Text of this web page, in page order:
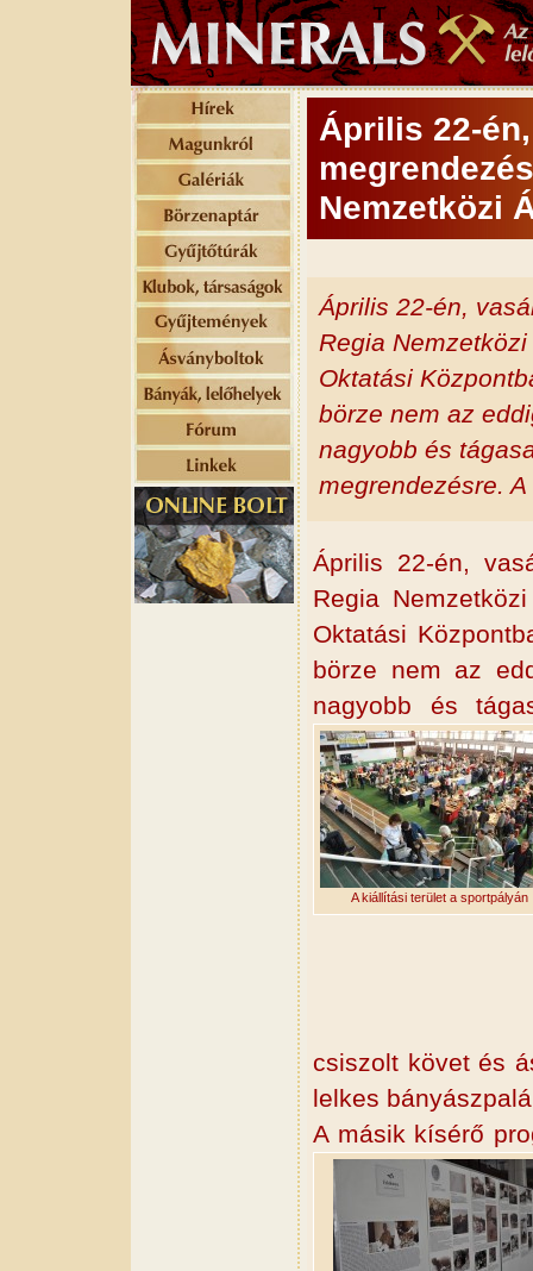
Április 22-
Nemzetközi
Április 22-én,
Regia
Oktatási
börze nem az
nagyobb és
megrendezésre.
Április 22-én,
Regia
Oktatási
börze nem az
nagyobb és
A kiállítási terület a sportpályán
csiszolt követ és
lelkes
A másik kísérő